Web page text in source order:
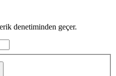
denetiminden geçer.